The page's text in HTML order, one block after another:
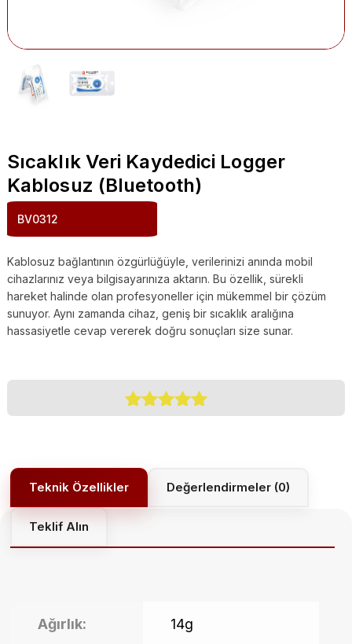
Sıcaklık Veri Kaydedici Logger
Kablosuz (Bluetooth)
BV0312
Kablosuz bağlantının özgürlüğüyle, verilerinizi anında mobil
cihazlarınız veya bilgisayarınıza aktarın. Bu özellik, sürekli
hareket halinde olan profesyoneller için mükemmel bir çözüm
sunuyor. Aynı zamanda cihaz, geniş bir sıcaklık aralığına
hassasiyetle cevap vererek doğru sonuçları size sunar.
üzerinden
5.00
puan
Değerlendirmeler (0)
Teklif Alın
Ağırlık: 14g